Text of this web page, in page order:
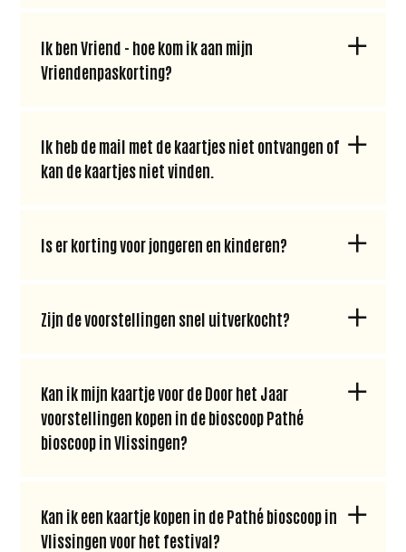
Ik ben Vriend - hoe kom ik aan mijn
Vriendenpaskorting?
Ik heb de mail met de kaartjes niet ontvangen of
kan de kaartjes niet vinden.
Is er korting voor jongeren en kinderen?
Zijn de voorstellingen snel uitverkocht?
Kan ik mijn kaartje voor de Door het Jaar
voorstellingen kopen in de bioscoop Pathé
bioscoop in Vlissingen?
Kan ik een kaartje kopen in de Pathé bioscoop in
Vlissingen voor het festival?